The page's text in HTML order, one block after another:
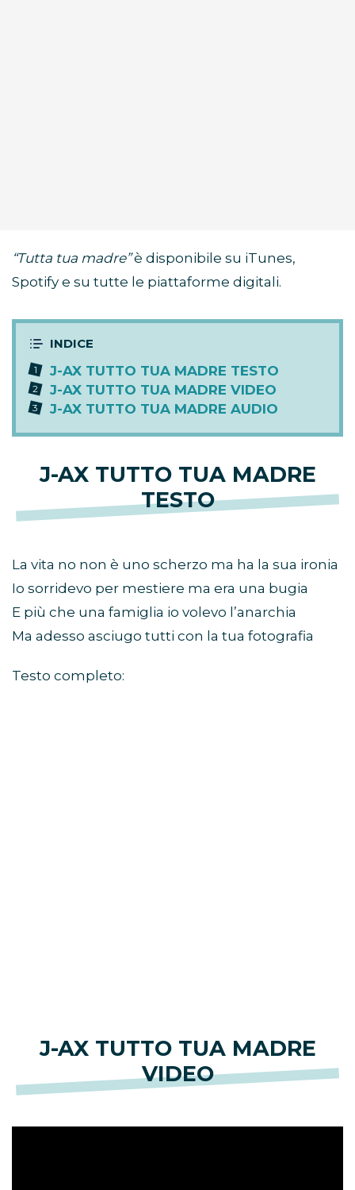
“Tutta tua madre”è disponibile su iTunes,
Spotify e su tutte le piattaforme digitali.
J-AX TUTTO TUA MADRE TESTO
J-AX TUTTO TUA MADRE VIDEO
J-AX TUTTO TUA MADRE AUDIO
J-AX TUTTO TUA MADRE
TESTO
La vita no non è uno scherzo ma ha la sua ironia
Io sorridevo per mestiere ma era una bugia
E più che una famiglia io volevo l’anarchia
Ma adesso asciugo tutti con la tua fotografia
Testo completo:
J-AX TUTTO TUA MADRE
VIDEO